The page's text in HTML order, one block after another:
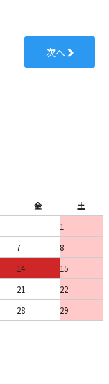
次へ
金
土
1
7
8
14
15
21
22
28
29